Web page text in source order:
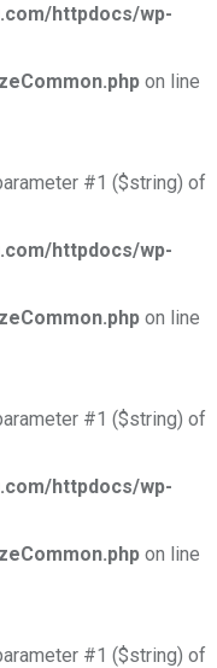
httpdocs/wp-
on line
#1 ($string) of
httpdocs/wp-
on line
#1 ($string) of
httpdocs/wp-
on line
#1 ($string) of